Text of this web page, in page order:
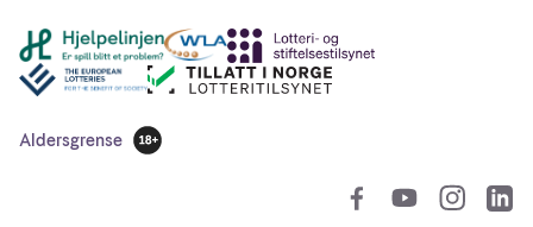
Andre lenker
Aldersgrense
18 år